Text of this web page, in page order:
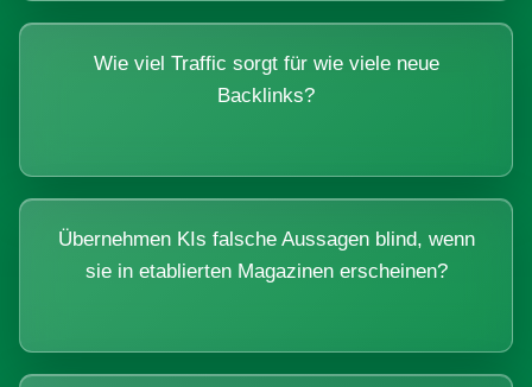
Wie viel Traffic sorgt für wie viele neue
Backlinks?
Übernehmen KIs falsche Aussagen blind, wenn
sie in etablierten Magazinen erscheinen?